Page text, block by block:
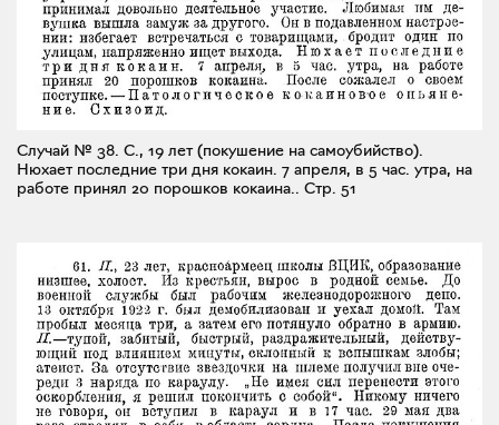
Случай № 38. С., 19 лет (покушение на самоубийство).
Нюхает последние три дня кокаин. 7 апреля, в 5 час. утра, на
работе принял 20 порошков кокаина.. Стр. 51